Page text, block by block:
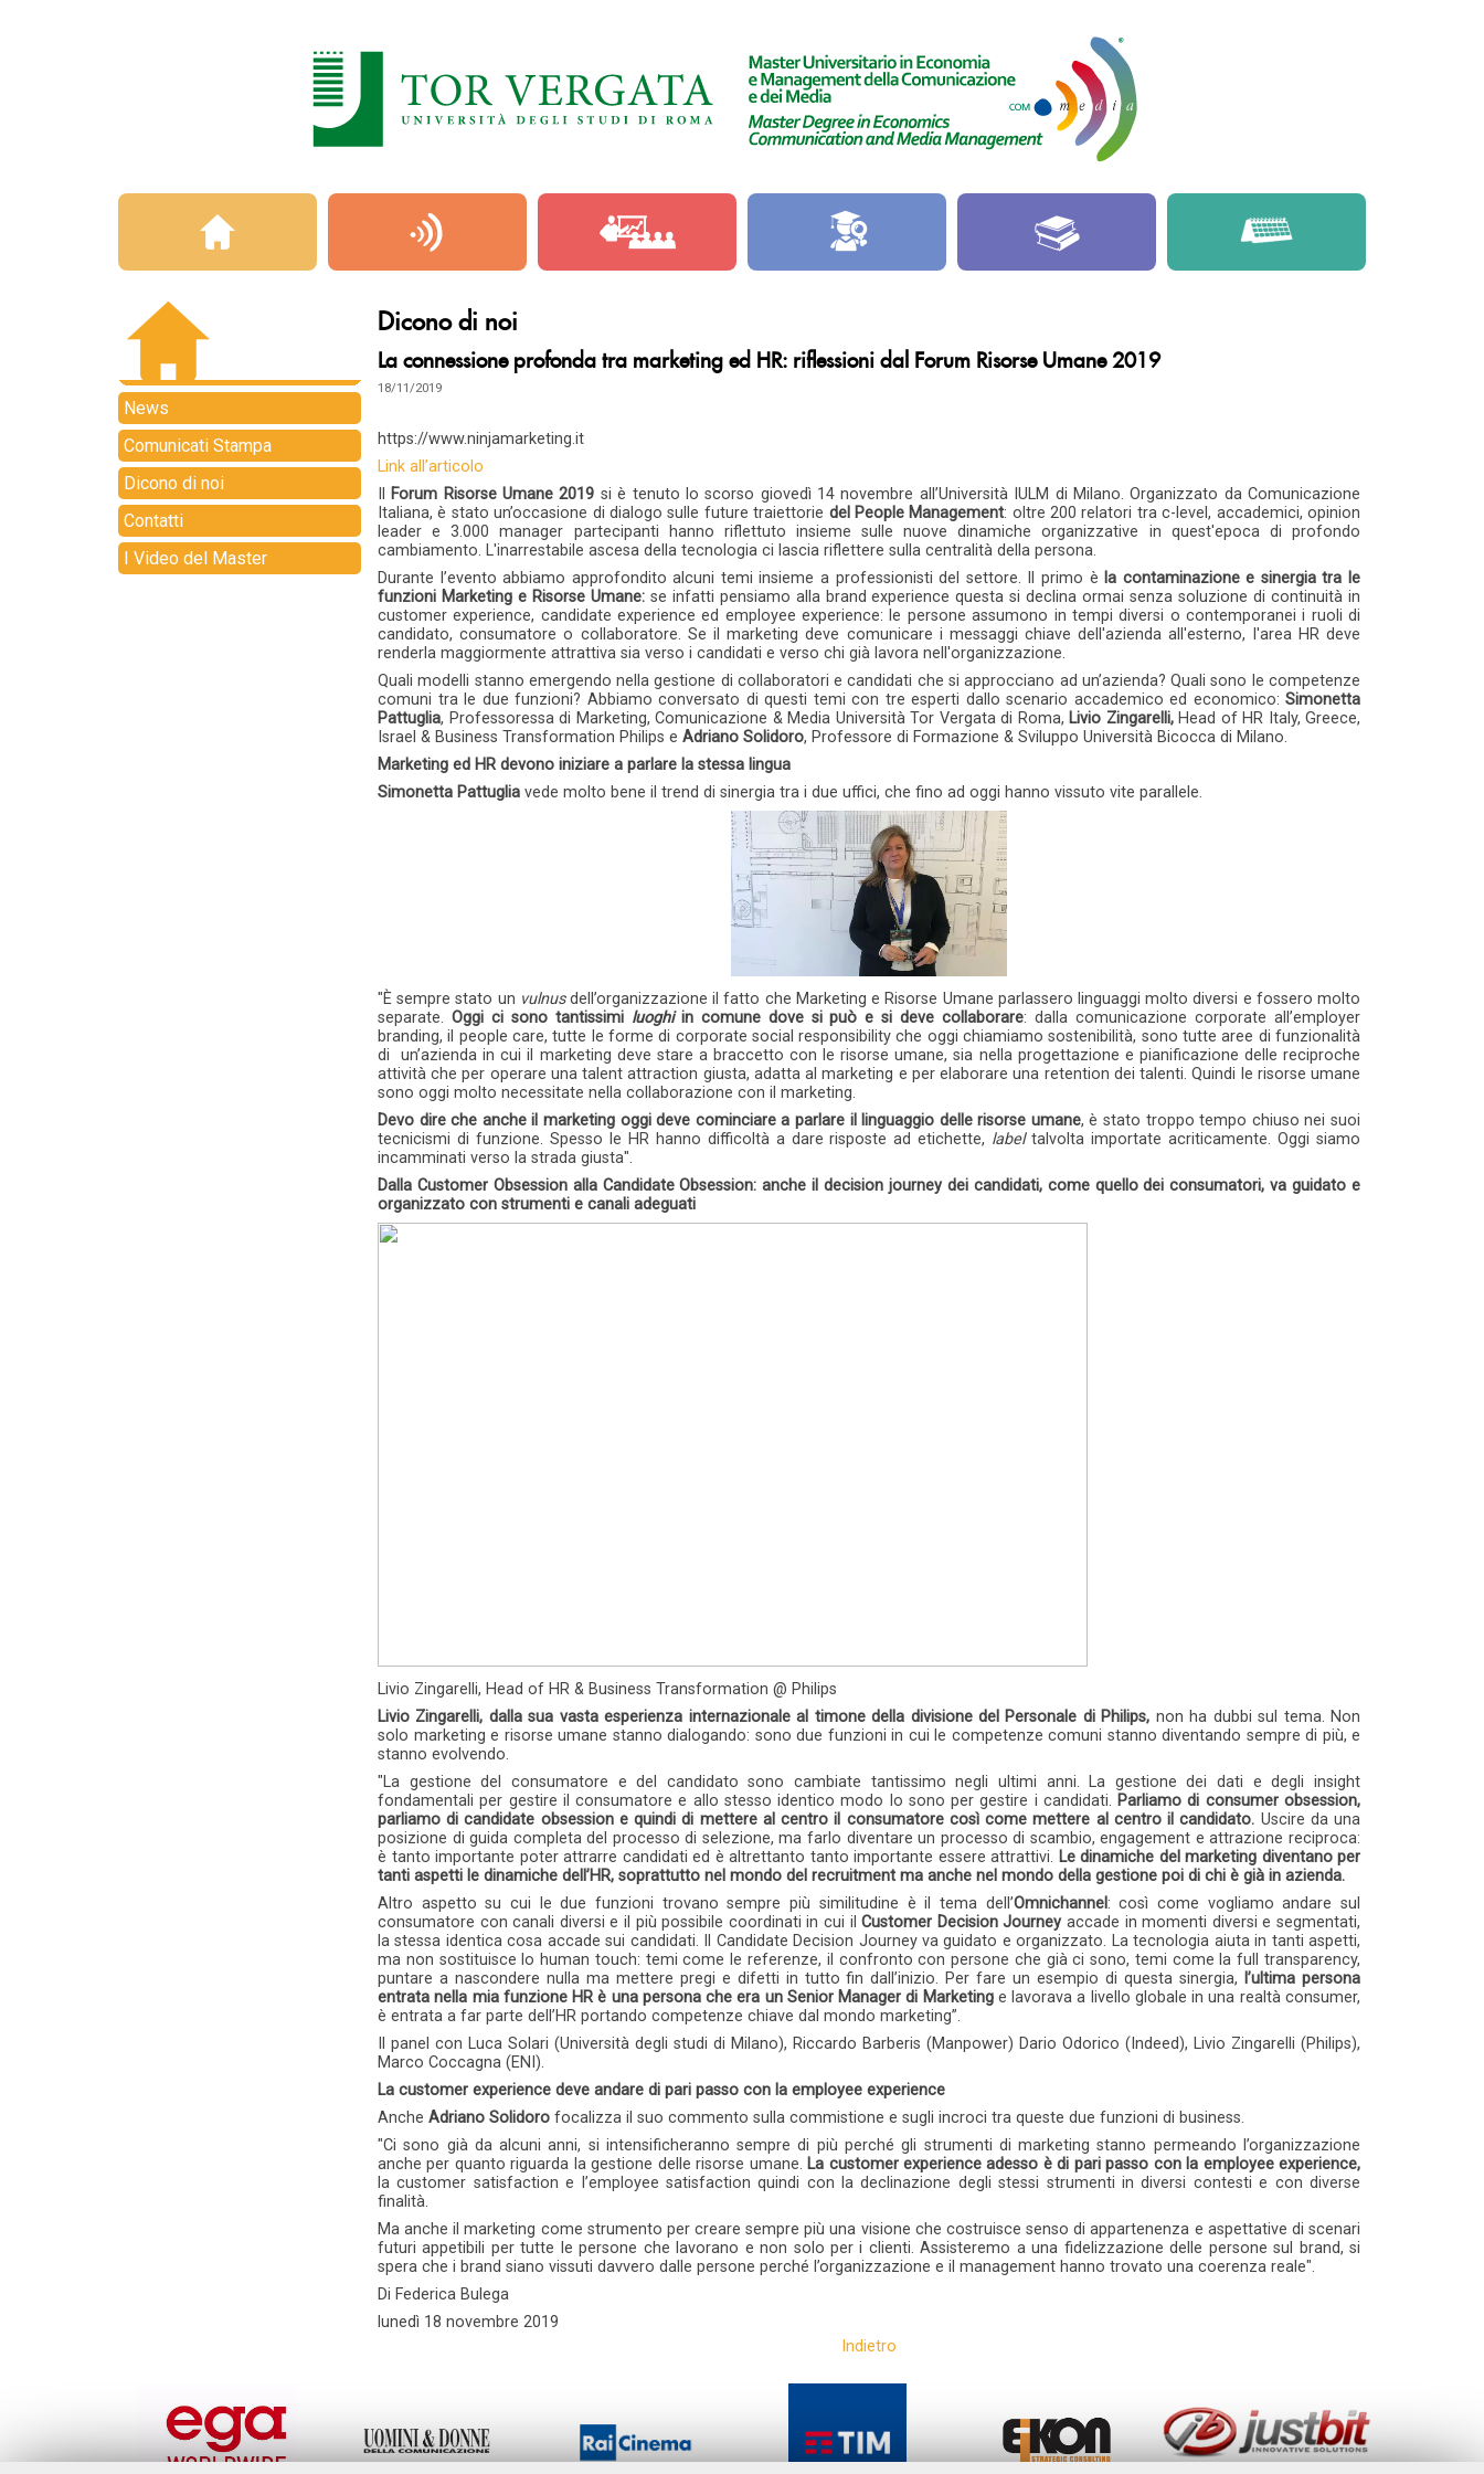
Dicono di noi
La connessione profonda tra marketing ed HR: riflessioni dal Forum Risorse Umane 2019
18/11/2019
https://www.ninjamarketing.it
Link all’articolo
Forum Risorse Umane 2019 si è tenuto lo scorso giovedì 14 novembre all’Università IULM di Milano. Organizzato da Comunicazione
Italiana, è stato un’occasione di dialogo sulle future traiettorie del People Management: oltre 200 relatori tra c-level, accademici, opinion
leader e 3.000 manager partecipanti hanno riflettuto insieme sulle nuove dinamiche organizzative in quest'epoca di profondo
cambiamento. L'inarrestabile ascesa della tecnologia ci lascia riflettere sulla centralità della persona.
Durante l’evento abbiamo approfondito alcuni temi insieme a professionisti del settore. Il primo è la contaminazione e sinergia tra le
funzioni Marketing e Risorse Umane: se infatti pensiamo alla brand experience questa si declina ormai senza soluzione di continuità in
customer experience, candidate experience ed employee experience: le persone assumono in tempi diversi o contemporanei i ruoli di
candidato, consumatore o collaboratore. Se il marketing deve comunicare i messaggi chiave dell'azienda all'esterno, l'area HR deve
renderla maggiormente attrattiva sia verso i candidati e verso chi già lavora nell'organizzazione.
Quali modelli stanno emergendo nella gestione di collaboratori e candidati che si approcciano ad un’azienda? Quali sono le competenze
comuni tra le due funzioni? Abbiamo conversato di questi temi con tre esperti dallo scenario accademico ed economico: Simonetta
Pattuglia, Professoressa di Marketing, Comunicazione & Media Università Tor Vergata di Roma, Livio Zingarelli, Head of HR Italy, Greece,
Israel & Business Transformation Philips e Adriano Solidoro, Professore di Formazione & Sviluppo Università Bicocca di Milano.
Marketing ed HR devono iniziare a parlare la stessa lingua
Simonetta Pattuglia vede molto bene il trend di sinergia tra i due uffici, che fino ad oggi hanno vissuto vite parallele.
"È sempre stato un vulnusdell’organizzazione il fatto che Marketing e Risorse Umane parlassero linguaggi molto diversi e fossero molto
separate. Oggi ci sono tantissimi luoghiin comune dove si può e si deve collaborare: dalla comunicazione corporate all’employer
branding, il people care, tutte le forme di corporate social responsibility che oggi chiamiamo sostenibilità, sono tutte aree di funzionalità
di un’azienda in cui il marketing deve stare a braccetto con le risorse umane, sia nella progettazione e pianificazione delle reciproche
attività che per operare una talent attraction giusta, adatta al marketing e per elaborare una retention dei talenti. Quindi le risorse umane
sono oggi molto necessitate nella collaborazione con il marketing.
Devo dire che anche il marketing oggi deve cominciare a parlare il linguaggio delle risorse umane, è stato troppo tempo chiuso nei suoi
tecnicismi di funzione. Spesso le HR hanno difficoltà a dare risposte ad etichette, labeltalvolta importate acriticamente. Oggi siamo
incamminati verso la strada giusta".
Dalla Customer Obsession alla Candidate Obsession: anche il decision journey dei candidati, come quello dei consumatori, va guidato e
organizzato con strumenti e canali adeguati
Livio Zingarelli, Head of HR & Business Transformation @ Philips
Livio Zingarelli, dalla sua vasta esperienza internazionale al timone della divisione del Personale di Philips, non ha dubbi sul tema. Non
solo marketing e risorse umane stanno dialogando: sono due funzioni in cui le competenze comuni stanno diventando sempre di più, e
stanno evolvendo.
"La gestione del consumatore e del candidato sono cambiate tantissimo negli ultimi anni. La gestione dei dati e degli insight
fondamentali per gestire il consumatore e allo stesso identico modo lo sono per gestire i candidati. Parliamo di consumer obsession,
parliamo di candidate obsession e quindi di mettere al centro il consumatore così come mettere al centro il candidato. Uscire da una
posizione di guida completa del processo di selezione, ma farlo diventare un processo di scambio, engagement e attrazione reciproca:
è tanto importante poter attrarre candidati ed è altrettanto tanto importante essere attrattivi. Le dinamiche del marketing diventano per
tanti aspetti le dinamiche dell’HR, soprattutto nel mondo del recruitment ma anche nel mondo della gestione poi di chi è già in azienda.
Altro aspetto su cui le due funzioni trovano sempre più similitudine è il tema dell’Omnichannel : così come vogliamo andare sul
consumatore con canali diversi e il più possibile coordinati in cui ilCustomer Decision Journeyaccade in momenti diversi e segmentati,
la stessa identica cosa accade sui candidati. Il Candidate Decision Journey va guidato e organizzato. La tecnologia aiuta in tanti aspetti,
ma non sostituisce lo human touch: temi come le referenze, il confronto con persone che già ci sono, temi come la full transparency,
puntare a nascondere nulla ma mettere pregi e difetti in tutto fin dall’inizio. Per fare un esempio di questa sinergia, l’ultima persona
entrata nella mia funzione HR è una persona che era un Senior Manager di Marketing e lavorava a livello globale in una realtà consumer,
è entrata a far parte dell’HR portando competenze chiave dal mondo marketing”.
Il panel con Luca Solari (Università degli studi di Milano), Riccardo Barberis (Manpower) Dario Odorico (Indeed), Livio Zingarelli (Philips),
Marco Coccagna (ENI).
La customer experience deve andare di pari passo con la employee experience
Anche Adriano Solidoro focalizza il suo commento sulla commistione e sugli incroci tra queste due funzioni di business.
"Ci sono già da alcuni anni, si intensificheranno sempre di più perché gli strumenti di marketing stanno permeando l’organizzazione
anche per quanto riguarda la gestione delle risorse umane. La customer experience adesso è di pari passo con la employee experience,
la customer satisfaction e l’employee satisfaction quindi con la declinazione degli stessi strumenti in diversi contesti e con diverse
finalità.
Ma anche il marketing come strumento per creare sempre più una visione che costruisce senso di appartenenza e aspettative di scenari
futuri appetibili per tutte le persone che lavorano e non solo per i clienti. Assisteremo a una fidelizzazione delle persone sul brand, si
spera che i brand siano vissuti davvero dalle persone perché l’organizzazione e il management hanno trovato una coerenza reale".
Di Federica Bulega
lunedì 18 novembre 2019
Indietro
News
Comunicati Stampa
Dicono di noi
Contatti
I Video del Master